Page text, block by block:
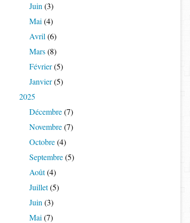
Juin (3)
Mai (4)
Avril (6)
Mars(8)
Février(5)
Janvier(5)
2025
Décembre(7)
Novembre(7)
Octobre(4)
Septembre(5)
Août(4)
Juillet(5)
Juin (3)
Mai (7)